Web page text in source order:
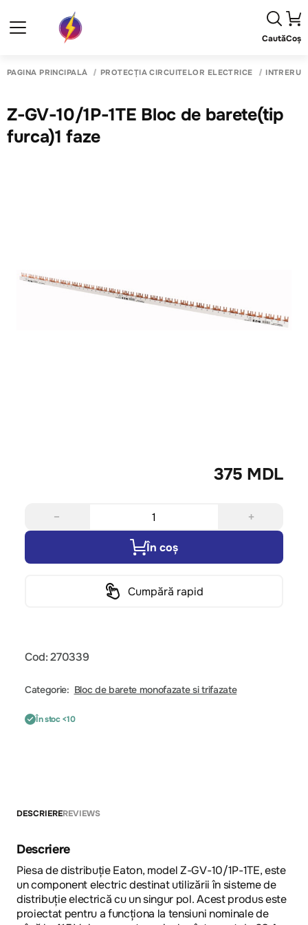
CautăCoș
PAGINA PRINCIPALĂ PROTECȚIA CIRCUITELOR ELECTRICE
Z-GV-10/1P-1TE Bloc de barete(tip
furca)1 faze
375 MDL
− +
În coș
Cumpără rapid
Cod: 270339
Categorie: Bloc de barete monofazate si trifazate
În stoc <10
DESCRIEREREVIEWS
Descriere
Piesa de distribuție Eaton, model Z-GV-10/1P-1TE, este
un component electric destinat utilizării în sisteme de
distribuție electrică cu un singur pol. Acest produs este
proiectat pentru a funcționa la tensiuni nominale de